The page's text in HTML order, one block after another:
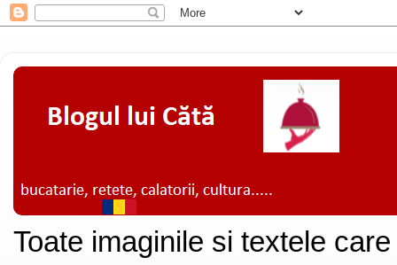
Toate imaginile si textele